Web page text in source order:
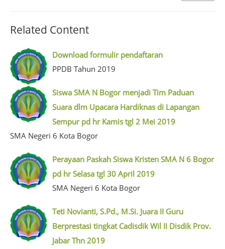
Related Content
Download formulir pendaftaran
PPDB Tahun 2019
Siswa SMA N Bogor menjadi Tim Paduan
Suara dlm Upacara Hardiknas di Lapangan
Sempur pd hr Kamis tgl 2 Mei 2019
SMA Negeri 6 Kota Bogor
Perayaan Paskah Siswa Kristen SMA N 6 Bogor
pd hr Selasa tgl 30 April 2019
SMA Negeri 6 Kota Bogor
Teti Novianti, S.Pd., M.Si. Juara II Guru
Berprestasi tingkat Cadisdik Wil II Disdik Prov.
Jabar Thn 2019